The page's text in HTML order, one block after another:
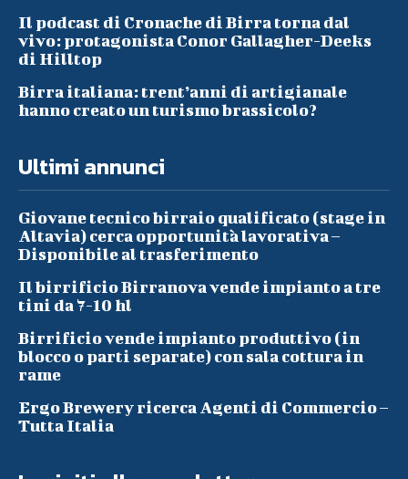
Il podcast di Cronache di Birra torna dal
vivo: protagonista Conor Gallagher-Deeks
di Hilltop
Birra italiana: trent’anni di artigianale
hanno creato un turismo brassicolo?
Ultimi annunci
Giovane tecnico birraio qualificato (stage in
Altavia) cerca opportunità lavorativa –
Disponibile al trasferimento
Il birrificio Birranova vende impianto a tre
tini da 7-10 hl
Birrificio vende impianto produttivo (in
blocco o parti separate) con sala cottura in
rame
Ergo Brewery ricerca Agenti di Commercio –
Tutta Italia